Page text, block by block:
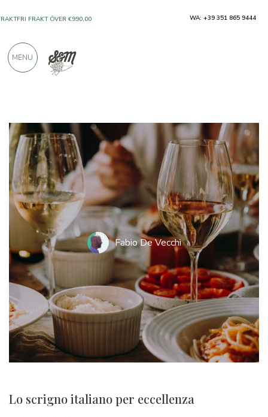
Fabio De Vecchi
Lo scrigno italiano per eccellenza
FRAKT ÖVER €990,00
PRODUKTER FRÅN UTMÄRKTA
WA: +39 351 865 9444
MENU